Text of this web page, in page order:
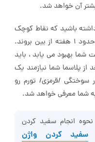
آن خواهد شد.
داشته باشید که نقاط کوچک
پوسته پوسته شده و بعد از گذشت حدود ۱ هفته از بین بروند.
بهبود می یابد ، باید
پلاسما شما نیازمند یک
سوختگی /قرمزی/ تورم رو
شما معرفی خواهد شد.
نحوه انجام سفید کردن
سفید کردن واژن